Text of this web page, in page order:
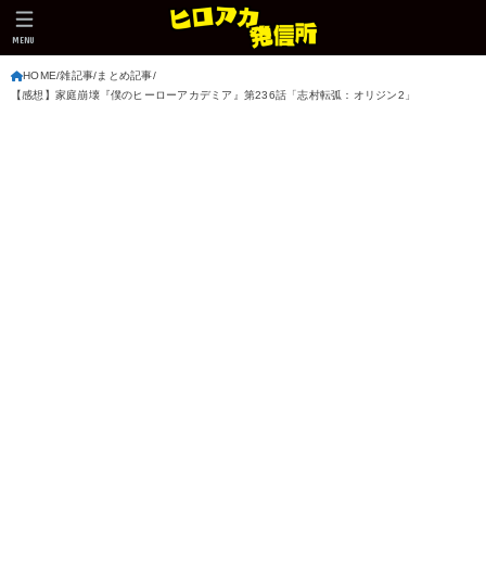
MENU
HOME 雑記事 まとめ記事
【感想】家庭崩壊『僕のヒーローアカデミア』第236話「志村転弧：オリジン2」